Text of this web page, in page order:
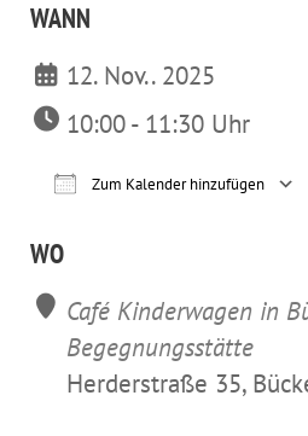
WANN
12. Nov.. 2025
10:00 - 11:30 Uhr
Zum Kalender hinzufügen
WO
Café Kinderwagen in
Begegnungsstätte
Herderstraße 35,